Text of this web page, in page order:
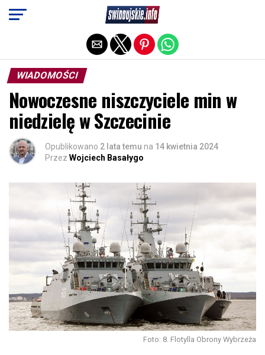
WIADOMOŚCI
Nowoczesne niszczyciele min w
niedzielę w Szczecinie
Opublikowano 2 lata temu na 14 kwietnia 2024
Przez Wojciech Basałygo
Foto: 8. Flotylla Obrony Wybrzeża
Exit mobile version